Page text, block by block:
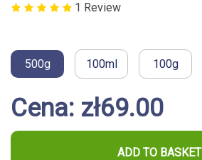
1 Review
500g 100ml 100g
Cena: zł69.00
ADD TO BASKET